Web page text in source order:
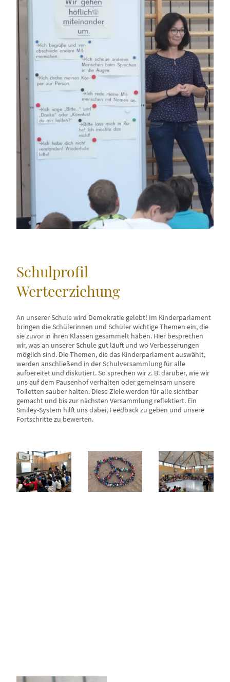
Schulprofil
Werteerziehung
An unserer Schule wird Demokratie gelebt! Im Kinderparlament
bringen die Schülerinnen und Schüler wichtige Themen ein, die
sie zuvor in ihren Klassen gesammelt haben. Hier besprechen
wir, was an unserer Schule gut läuft und wo Verbesserungen
möglich sind. Die Themen, die das Kinderparlament auswählt,
werden anschließend in der Schulversammlung für alle
aufbereitet und diskutiert. So sprechen wir z. B. darüber, wie wir
uns auf dem Pausenhof verhalten oder gemeinsam unsere
Toiletten sauber halten. Diese Ziele werden für alle sichtbar
gemacht und bis zur nächsten Versammlung reflektiert. Ein
Smiley-System hilft uns dabei, Feedback zu geben und unsere
Fortschritte zu bewerten.